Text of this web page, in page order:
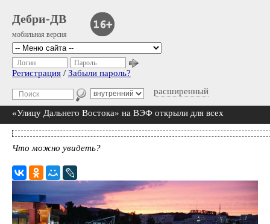
Дебри-ДВ
мобильная версия
расширенный
Логин Пароль
Регистрация / Забыли пароль?
«Улицу Дальнего Востока» на ВЭФ открыли для всех
Что можно увидеть?